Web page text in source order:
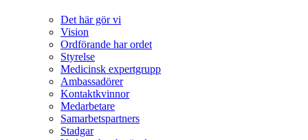
Det här gör vi
Vision
Ordförande har ordet
Styrelse
Medicinsk expertgrupp
Ambassadörer
Kontaktkvinnor
Medarbetare
Samarbetspartners
Stadgar